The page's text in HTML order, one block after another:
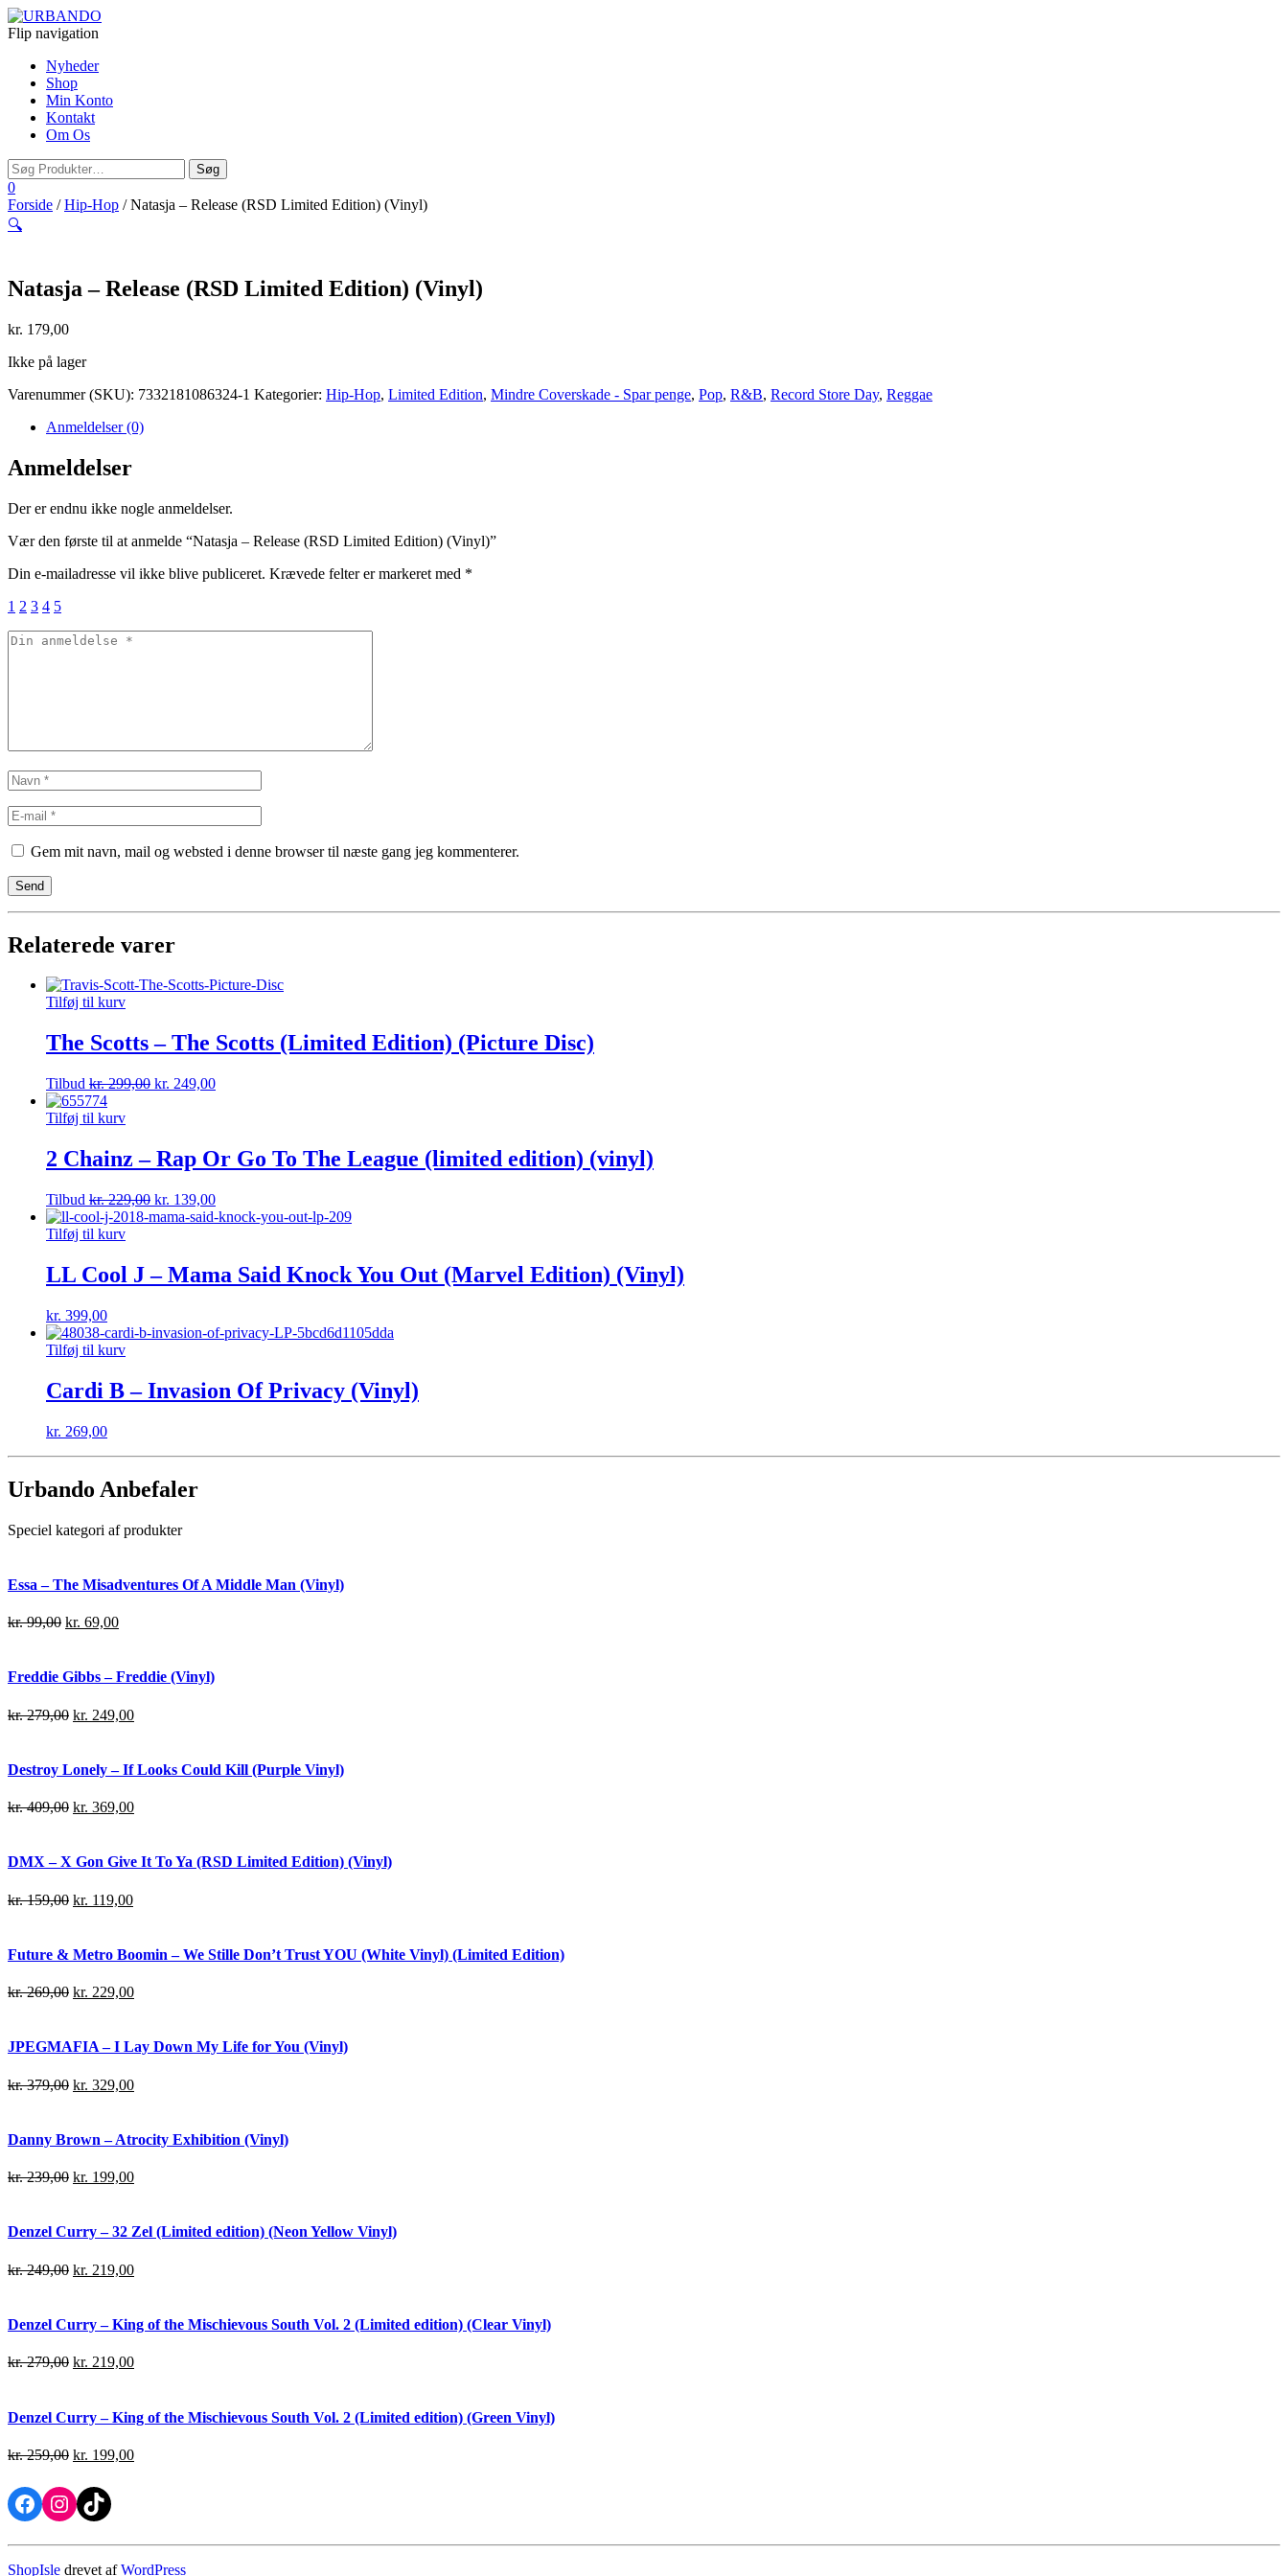
Flip navigation
Nyheder
Shop
Min Konto
Kontakt
Om Os
0
Forside /Hip-Hop / Natasja – Release (RSD Limited Edition) (Vinyl)
🔍
Natasja – Release (RSD Limited Edition) (Vinyl)
kr. 179,00
Ikke på lager
Varenummer (SKU): 7332181086324-1 Kategorier: Hip-Hop, Limited Edition, Mindre Coverskade - Spar penge, Pop, R&B, Record Store Day, Reggae
Anmeldelser (0)
Anmeldelser
Der er endnu ikke nogle anmeldelser.
Vær den første til at anmelde “Natasja – Release (RSD Limited Edition) (Vinyl)”
Din e-mailadresse vil ikke blive publiceret. Krævede felter er markeret med *
1 2 3 4 5
Gem mit navn, mail og websted i denne browser til næste gang jeg kommenterer.
Relaterede varer
Tilføj til kurv
The Scotts – The Scotts (Limited Edition) (Picture Disc)
Tilbud kr.299,00 kr. 249,00
Tilføj til kurv
2 Chainz – Rap Or Go To The League (limited edition) (vinyl)
Tilbud kr.229,00 kr. 139,00
Tilføj til kurv
LL Cool J – Mama Said Knock You Out (Marvel Edition) (Vinyl)
kr. 399,00
Tilføj til kurv
Cardi B – Invasion Of Privacy (Vinyl)
kr. 269,00
Urbando Anbefaler
Speciel kategori af produkter
Essa – The Misadventures Of A Middle Man (Vinyl)
kr.99,00 kr. 69,00
Freddie Gibbs – Freddie (Vinyl)
kr.279,00 kr. 249,00
Destroy Lonely – If Looks Could Kill (Purple Vinyl)
kr.409,00 kr. 369,00
DMX – X Gon Give It To Ya (RSD Limited Edition) (Vinyl)
kr.159,00 kr. 119,00
Future & Metro Boomin – We Stille Don’t Trust YOU (White Vinyl) (Limited Edition)
kr.269,00 kr. 229,00
JPEGMAFIA – I Lay Down My Life for You (Vinyl)
kr.379,00 kr. 329,00
Danny Brown – Atrocity Exhibition (Vinyl)
kr.239,00 kr. 199,00
Denzel Curry – 32 Zel (Limited edition) (Neon Yellow Vinyl)
kr.249,00 kr. 219,00
Denzel Curry – King of the Mischievous South Vol. 2 (Limited edition) (Clear Vinyl)
kr.279,00 kr. 219,00
Denzel Curry – King of the Mischievous South Vol. 2 (Limited edition) (Green Vinyl)
kr.259,00 kr. 199,00
Facebook
Instagram
TikTok
ShopIsle drevet afWordPress